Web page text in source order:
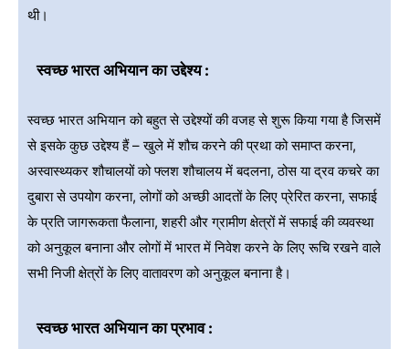
थी।
स्वच्छ भारत अभियान का उद्देश्य :
स्वच्छ भारत अभियान को बहुत से उद्देश्यों की वजह से शुरू किया गया है जिसमें
से इसके कुछ उद्देश्य हैं – खुले में शौच करने की प्रथा को समाप्त करना,
अस्वास्थ्यकर शौचालयों को फ्लश शौचालय में बदलना, ठोस या द्रव कचरे का
दुबारा से उपयोग करना, लोगों को अच्छी आदतों के लिए प्रेरित करना, सफाई
के प्रति जागरूकता फैलाना, शहरी और ग्रामीण क्षेत्रों में सफाई की व्यवस्था
को अनुकूल बनाना और लोगों में भारत में निवेश करने के लिए रूचि रखने वाले
सभी निजी क्षेत्रों के लिए वातावरण को अनुकूल बनाना है।
स्वच्छ भारत अभियान का प्रभाव :